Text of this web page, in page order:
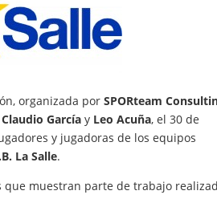
organizada por SPORteam
Claudio Garcíay Leo Acuña, el 30 de
y jugadoras de los equipos
La Salle.
que muestran parte de trabajo